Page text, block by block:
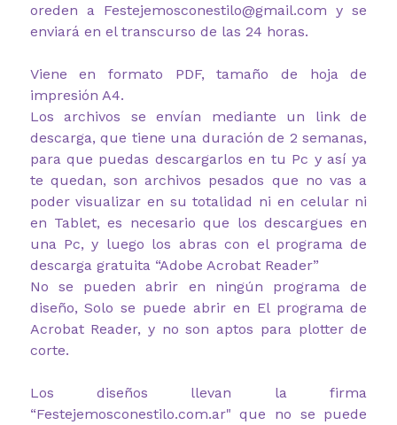
oreden a Festejemosconestilo@gmail.com y se
enviará en el transcurso de las 24 horas.
Viene en formato PDF, tamaño de hoja de
impresión A4.
Los archivos se envían mediante un link de
descarga, que tiene una duración de 2 semanas,
para que puedas descargarlos en tu Pc y así ya
te quedan, son archivos pesados que no vas a
poder visualizar en su totalidad ni en celular ni
en Tablet, es necesario que los descargues en
una Pc, y luego los abras con el programa de
descarga gratuita “Adobe Acrobat Reader”
No se pueden abrir en ningún programa de
diseño, Solo se puede abrir en El programa de
Acrobat Reader, y no son aptos para plotter de
corte.
Los diseños llevan la firma
“Festejemosconestilo.com.ar" que no se puede